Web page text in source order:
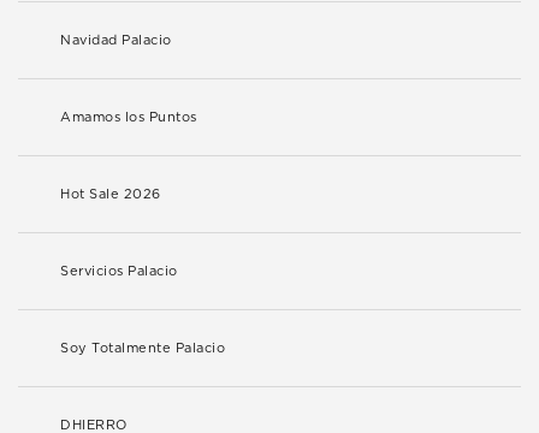
Navidad Palacio
Amamos los Puntos
Hot Sale 2026
Servicios Palacio
Soy Totalmente Palacio
DHIERRO